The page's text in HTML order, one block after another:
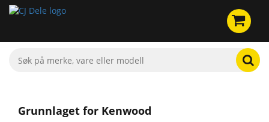
Grunnlaget for Kenwood